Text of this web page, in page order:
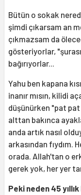
Bütün o sokak
şimdi çıkarsam an
çıkmazsam da
gösteriyorlar,
bağırıyorlar...
Yahu ben kapana
inanır mısın, kilidi
düşünürken "pat
alttan bakınca
anda artık nasıl
arkasından fıydım.
orada. Allah'tan o
gerek yok, her yer
Peki neden 45